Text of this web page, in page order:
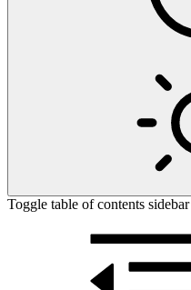
Toggle table of contents sidebar